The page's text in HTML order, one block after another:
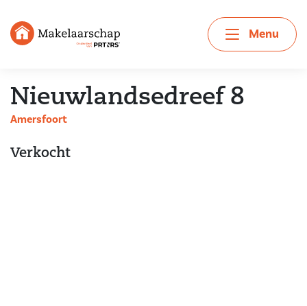
Menu
Nieuwlandsedreef 8
Amersfoort
Verkocht